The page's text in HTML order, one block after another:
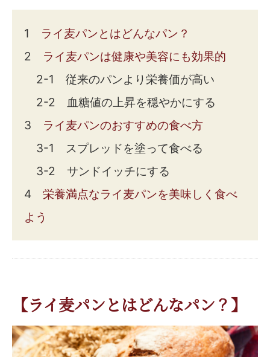
1 ライ麦パンとはどんなパン？
2 ライ麦パンは健康や美容にも効果的
2-1 従来のパンより栄養価が高い
2-2 血糖値の上昇を穏やかにする
3 ライ麦パンのおすすめの食べ方
3-1 スプレッドを塗って食べる
3-2 サンドイッチにする
4 栄養満点なライ麦パンを美味しく食べ
よう
【ライ麦パンとはどんなパン？】